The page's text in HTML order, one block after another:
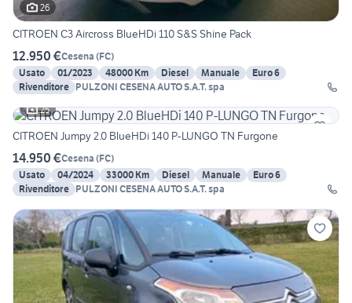
26
CITROEN C3 Aircross BlueHDi 110 S&S Shine Pack
12.950 €Cesena (FC)
Usato
01/2023 48000 Km Diesel Manuale
Euro 6
Rivenditore
PULZONI CESENA AUTO S.A.T. spa
25
CITROEN Jumpy 2.0 BlueHDi 140 P-LUNGO TN Furgone
14.950 €Cesena (FC)
Usato
04/2024 33000 Km Diesel Manuale
Euro 6
Rivenditore
PULZONI CESENA AUTO S.A.T. spa